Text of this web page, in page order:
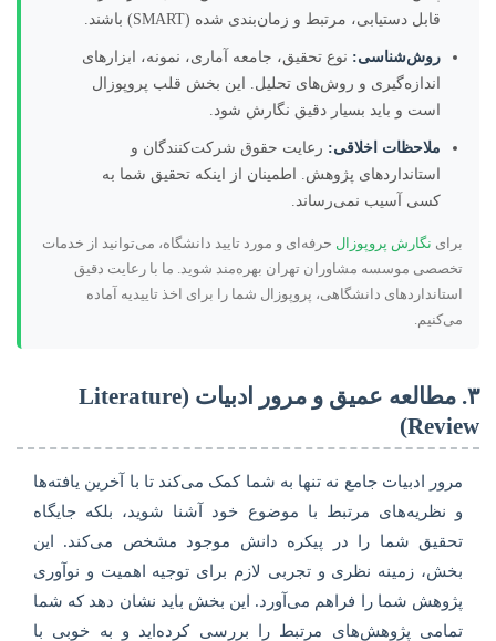
قابل دستیابی، مرتبط و زمان‌بندی شده (SMART) باشند.
روش‌شناسی: نوع تحقیق، جامعه آماری، نمونه، ابزارهای
اندازه‌گیری و روش‌های تحلیل. این بخش قلب پروپوزال
است و باید بسیار دقیق نگارش شود.
ملاحظات اخلاقی: رعایت حقوق شرکت‌کنندگان و
استانداردهای پژوهش. اطمینان از اینکه تحقیق شما به
کسی آسیب نمی‌رساند.
برای نگارش پروپوزال حرفه‌ای و مورد تایید دانشگاه، می‌توانید از خدمات
تخصصی موسسه مشاوران تهران بهره‌مند شوید. ما با رعایت دقیق
استانداردهای دانشگاهی، پروپوزال شما را برای اخذ تاییدیه آماده
می‌کنیم.
۳. مطالعه عمیق و مرور ادبیات (Literature
Review)
مرور ادبیات جامع نه تنها به شما کمک می‌کند تا با آخرین یافته‌ها
و نظریه‌های مرتبط با موضوع خود آشنا شوید، بلکه جایگاه
تحقیق شما را در پیکره دانش موجود مشخص می‌کند. این
بخش، زمینه نظری و تجربی لازم برای توجیه اهمیت و نوآوری
پژوهش شما را فراهم می‌آورد. این بخش باید نشان دهد که شما
تمامی پژوهش‌های مرتبط را بررسی کرده‌اید و به خوبی با